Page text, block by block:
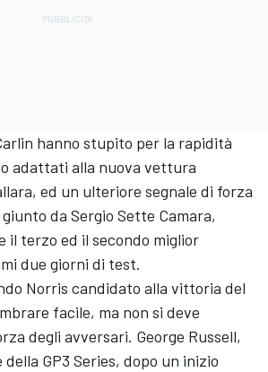
hanno stupito per la rapidità
adattati alla nuova vettura
ed un ulteriore segnale di forza
da Sergio Sette Camara,
il terzo ed il secondo miglior
due giorni di test.
Norris candidato alla vittoria del
facile, ma non si deve
degli avversari. George Russell,
GP3 Series, dopo un inizio